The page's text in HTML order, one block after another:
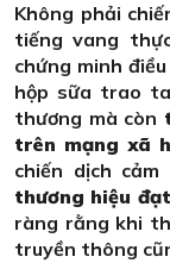
Không phải
tiếng vang
chứng minh
hộp sữa trao
thương mà còn
trên mạng xã
chiến dịch
thương hiệu
ràng rằng khi
truyền thông